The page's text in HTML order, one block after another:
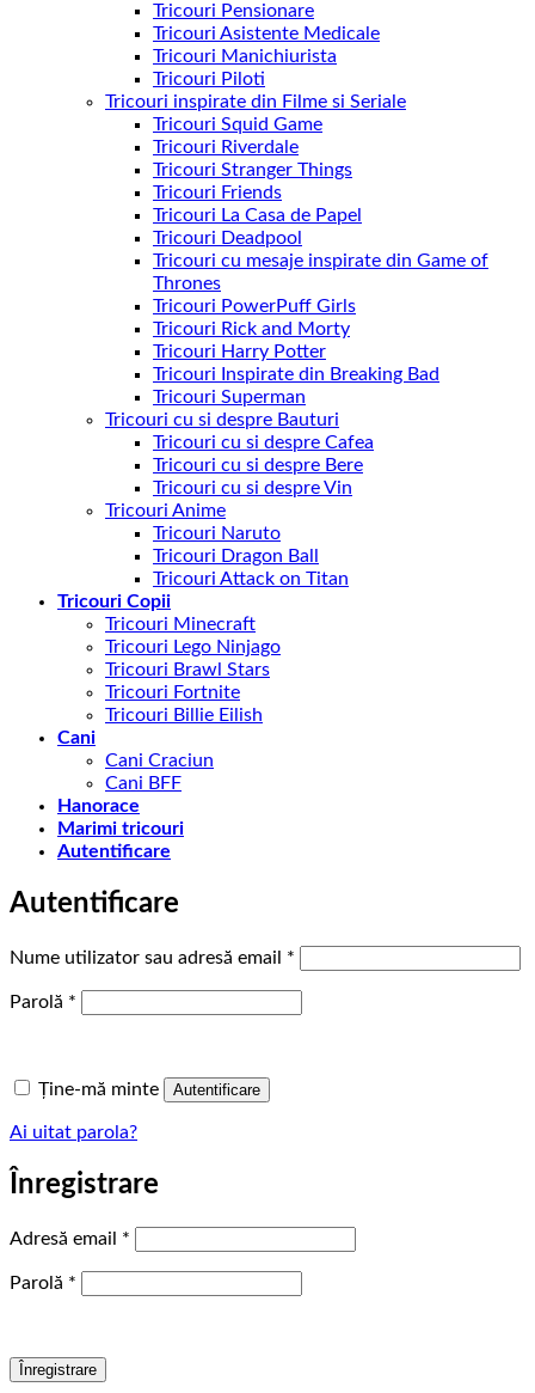
Tricouri Pensionare
Tricouri Asistente Medicale
Tricouri Manichiurista
Tricouri Piloti
Tricouri inspirate din Filme si Seriale
Tricouri Squid Game
Tricouri Riverdale
Tricouri Stranger Things
Tricouri Friends
Tricouri La Casa de Papel
Tricouri Deadpool
Tricouri cu mesaje inspirate din Game of
Thrones
Tricouri PowerPuff Girls
Tricouri Rick and Morty
Tricouri Harry Potter
Tricouri Inspirate din Breaking Bad
Tricouri Superman
Tricouri cu si despre Bauturi
Tricouri cu si despre Cafea
Tricouri cu si despre Bere
Tricouri cu si despre Vin
Tricouri Anime
Tricouri Naruto
Tricouri Dragon Ball
Tricouri Attack on Titan
Tricouri Copii
Tricouri Minecraft
Tricouri Lego Ninjago
Tricouri Brawl Stars
Tricouri Fortnite
Tricouri Billie Eilish
Cani
Cani Craciun
Cani BFF
Hanorace
Marimi tricouri
Autentificare
Autentificare
Nume utilizator sau adresă email *
Parolă *
Ține-mă minte Autentificare
Ai uitat parola?
Înregistrare
Adresă email *
Parolă *
Înregistrare